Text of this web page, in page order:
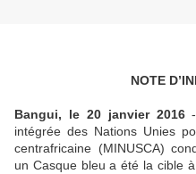
NOTE
Bangui, le 20 janvier 2016-
intégrée des Nations Unies
centrafricaine (MINUSCA)
un Casque bleu a été la cible